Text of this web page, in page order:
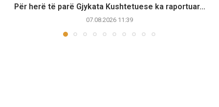
Për herë të parë Gjykata Kushtetuese ka raportuar...
07.08.2026 11:39